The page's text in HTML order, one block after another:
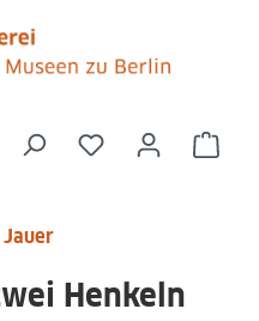
Du hast 0
Jauer
Henkeln